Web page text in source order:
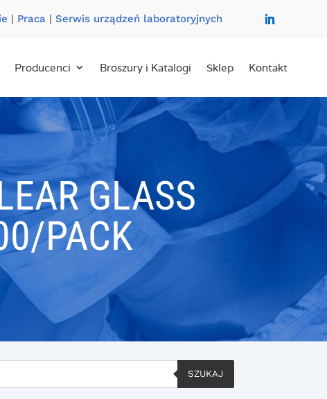
| Praca| Serwis urządzeń laboratoryjnych
Producenci Broszury i Katalogi Sklep Kontakt
GLASS
PACK
SZUKAJ